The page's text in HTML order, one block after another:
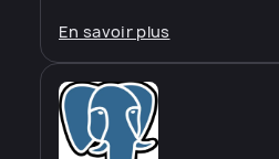
En savoir plus